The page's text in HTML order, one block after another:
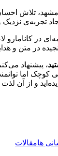
مشهد، تلاش
تجربه‌ی
در متن و
کوچک اما
و از آن
هامقالات